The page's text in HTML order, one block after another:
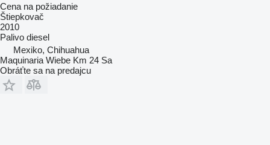
Cena na požiadanie
Štiepkovač
2010
Palivo diesel
Mexiko, Chihuahua
Maquinaria Wiebe Km 24 Sa
Obráťte sa na predajcu